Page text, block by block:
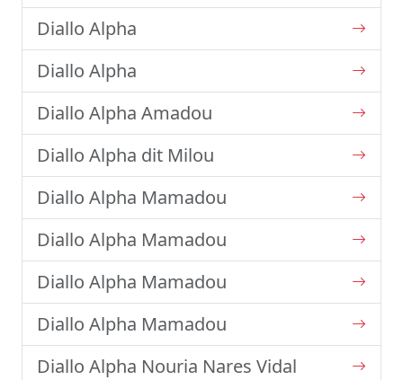
Diallo Alpha
Diallo Alpha
Diallo Alpha Amadou
Diallo Alpha dit Milou
Diallo Alpha Mamadou
Diallo Alpha Mamadou
Diallo Alpha Mamadou
Diallo Alpha Mamadou
Diallo Alpha Nouria Nares Vidal